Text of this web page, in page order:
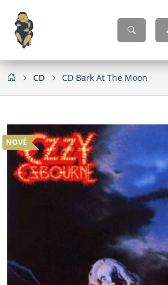
CD CD Bark At The Moon
NOVÉ